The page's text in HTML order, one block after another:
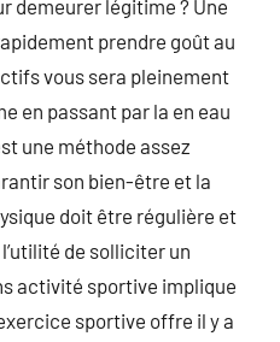
demeurer légitime ? Une
prendre goût au
vous sera pleinement
en passant par la en eau
une méthode assez
son bien-être et la
doit être régulière et
de solliciter un
activité sportive implique
sportive offre il y a